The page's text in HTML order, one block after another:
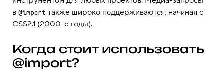
в @import также широко поддерживаются, начиная с
CSS2.1 (2000-е годы).
Когда стоит использовать
@import?